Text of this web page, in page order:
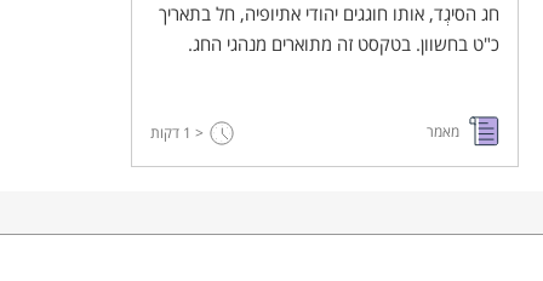
חג הסיגְד, אותו חוגגים יהודי אתיופיה, חל בתאריך
כ"ט בחשוון. בטקסט זה מתוארים מנהגי החג.
מאמר < 1 דקות